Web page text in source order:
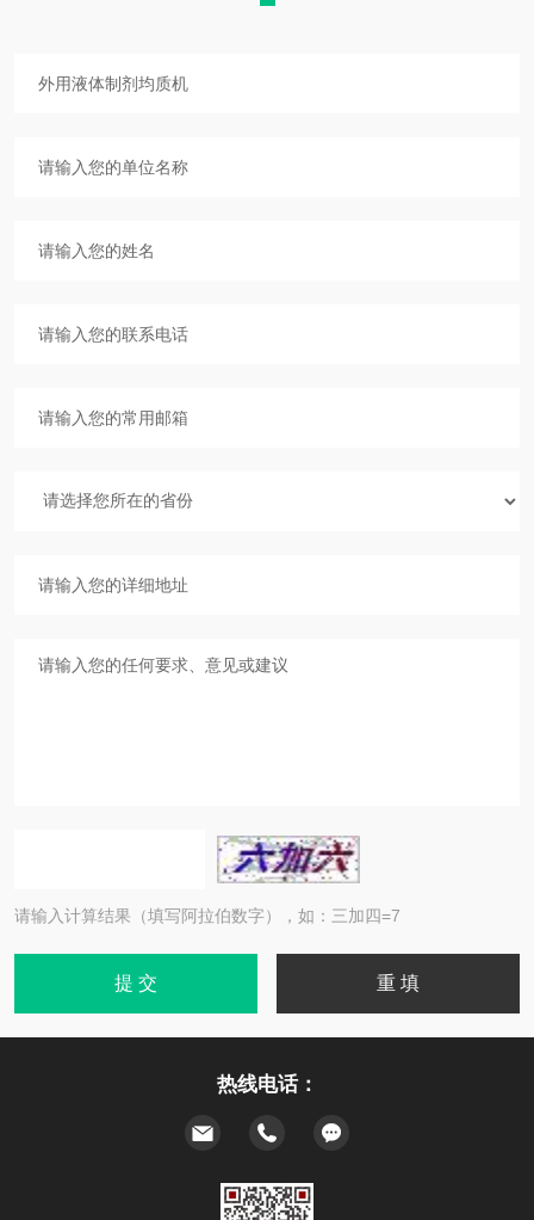
请输入计算结果（填写阿拉伯数字），如：三加四=7
热线电话：